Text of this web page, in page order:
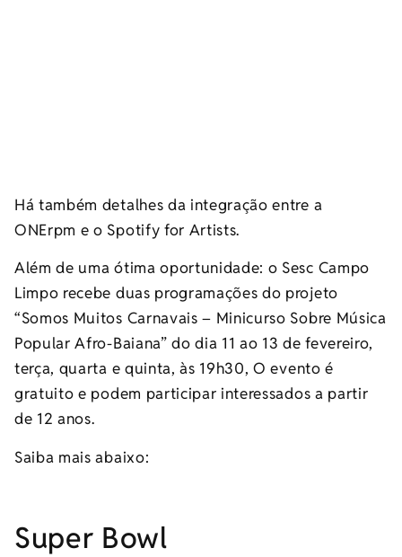
Há também detalhes da integração entre a
ONErpm e o Spotify for Artists.
Além de uma ótima oportunidade: o Sesc Campo
Limpo recebe duas programações do projeto
“Somos Muitos Carnavais – Minicurso Sobre Música
Popular Afro-Baiana” do dia 11 ao 13 de fevereiro,
terça, quarta e quinta, às 19h30, O evento é
gratuito e podem participar interessados a partir
de 12 anos.
Saiba mais abaixo:
Super Bowl